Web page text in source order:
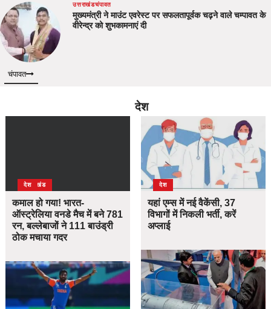
उत्तराखंडचंपावत
मुख्यमंत्री ने माउंट एवरेस्ट पर सफलतापूर्वक चढ़ने वाले चम्पावत के
वीरेन्द्र को शुभकामनाएं दी
चंपावत
देश
उत्तराखंड
देश
कमाल हो गया! भारत-
ऑस्ट्रेलिया वनडे मैच में बने 781
रन, बल्लेबाजों ने 111 बाउंड्री
ठोक मचाया गदर
देश
यहां एम्स में नई वैकेंसी, 37
विभागों में निकली भर्ती, करें
अप्लाई